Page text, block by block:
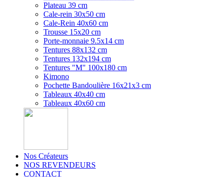
Plateau 39 cm
Cale-rein 30x50 cm
Cale-Rein 40x60 cm
Trousse 15x20 cm
Porte-monnaie 9.5x14 cm
Tentures 88x132 cm
Tentures 132x194 cm
Tentures "M" 100x180 cm
Kimono
Pochette Bandoulière 16x21x3 cm
Tableaux 40x40 cm
Tableaux 40x60 cm
Nos Créateurs
NOS REVENDEURS
CONTACT